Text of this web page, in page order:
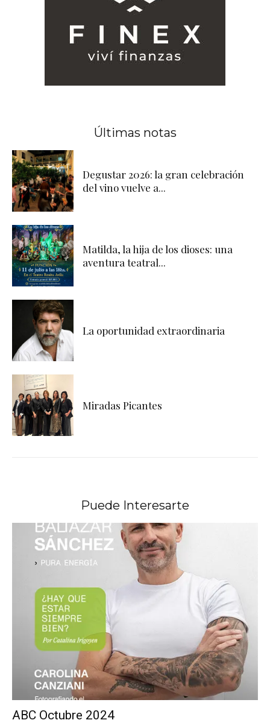
Últimas notas
Degustar 2026: la gran celebración
del vino vuelve a...
Matilda, la hija de los dioses: una
aventura teatral...
La oportunidad extraordinaria
Miradas Picantes
Puede Interesarte
ABC Octubre 2024